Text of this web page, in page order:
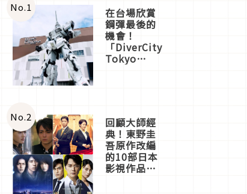
No.1 在台場欣賞
鋼彈最後的
機會！
「DiverCity
Tokyo
體驗
No.2 回顧大師經
典！東野圭
吾原作改編
的10部日本
影視作品推